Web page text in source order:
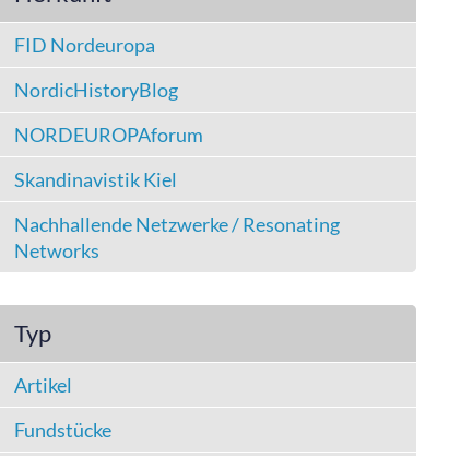
FID Nordeuropa
NordicHistoryBlog
NORDEUROPAforum
Skandinavistik Kiel
Nachhallende Netzwerke / Resonating
Networks
Typ
Artikel
Fundstücke